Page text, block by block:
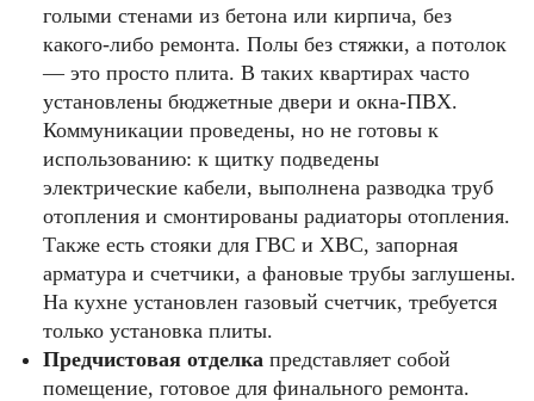
голыми стенами из бетона или кирпича, без
какого-либо ремонта. Полы без стяжки, а потолок
— это просто плита. В таких квартирах часто
установлены бюджетные двери и окна-ПВХ.
Коммуникации проведены, но не готовы к
использованию: к щитку подведены
электрические кабели, выполнена разводка труб
отопления и смонтированы радиаторы отопления.
Также есть стояки для ГВС и ХВС, запорная
арматура и счетчики, а фановые трубы заглушены.
На кухне установлен газовый счетчик, требуется
только установка плиты.
Предчистовая отделка представляет собой
помещение, готовое для финального ремонта.